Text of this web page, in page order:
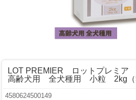
LOT PREMIER ロットプレミ
高齢犬用 全犬種用 小粒 2kg（
4580624500149